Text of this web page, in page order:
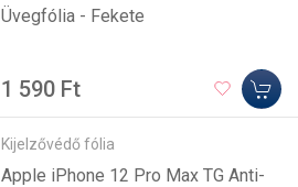
Üvegfólia - Fekete
1 590 Ft
Kijelzővédő fólia
Apple iPhone 12 Pro Max TG Anti-